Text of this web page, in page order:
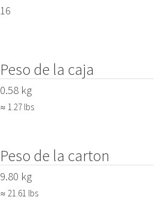
16
Peso de la caja
0.58 kg
≈ 1.27 lbs
Peso de la carton
9.80 kg
≈ 21.61 lbs